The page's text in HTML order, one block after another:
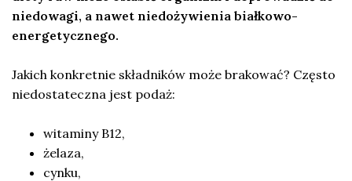
niedowagi, a nawet niedożywienia białkowo-
energetycznego.
Jakich konkretnie składników może brakować? Często
niedostateczna jest podaż:
witaminy B12,
żelaza,
cynku,